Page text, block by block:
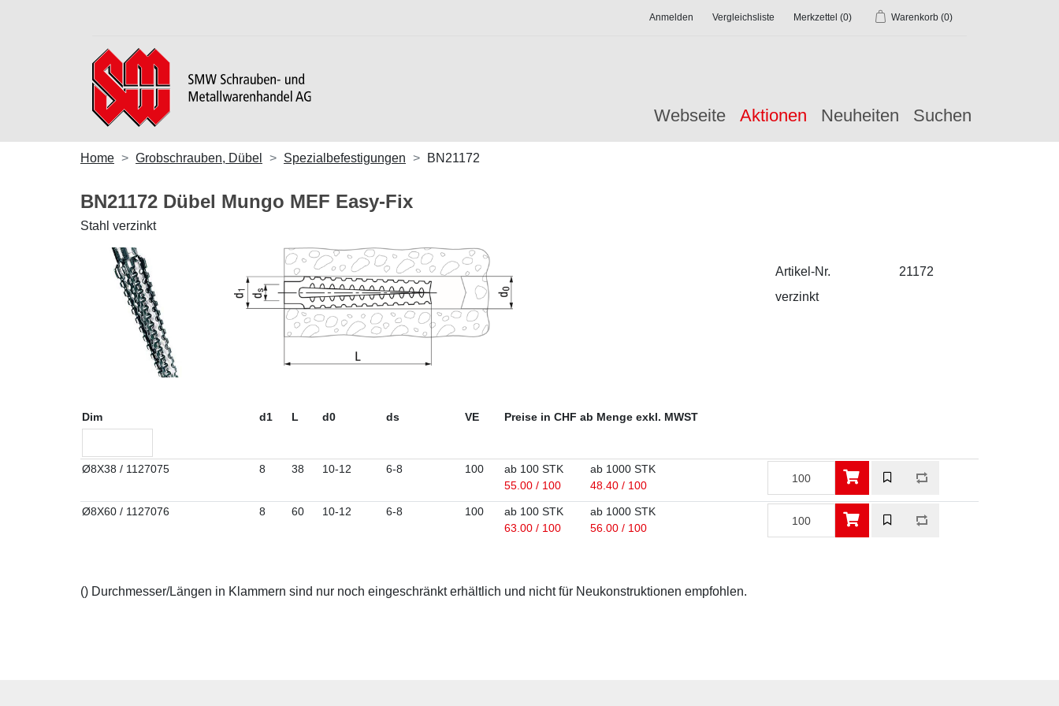
Anmelden Vergleichsliste Merkzettel (0) Warenkorb (0)
Webseite Aktionen Neuheiten Suchen
Home Grobschrauben, Dübel Spezialbefestigungen BN21172
BN21172 Dübel Mungo MEF Easy-Fix
Stahl verzinkt
Artikel-Nr.
21172
verzinkt
Dim d1 L d0 ds VE Preise in CHF ab Menge exkl. MWST
Ø8X38 / 1127075 8 38 10-12 6-8 100
ab 100 STK
55.00 / 100
ab 1000 STK
48.40 / 100
Ø8X60 / 1127076 8 60 10-12 6-8 100
ab 100 STK
63.00 / 100
ab 1000 STK
56.00 / 100
() Durchmesser/Längen in Klammern sind nur noch eingeschränkt erhältlich und nicht für Neukonstruktionen empfohlen.